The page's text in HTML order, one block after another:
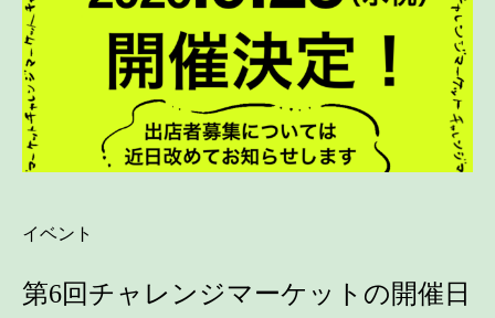
イベント
第6回チャレンジマーケットの開催日